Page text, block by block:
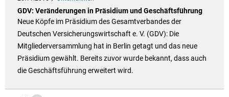
GDV: Veränderungen in Präsidium und Geschäftsführung
Neue Köpfe im Präsidium des Gesamtverbandes der
Deutschen Versicherungswirtschaft e. V. (GDV): Die
Mitgliederversammlung hat in Berlin getagt und das neue
Präsidium gewählt. Bereits zuvor wurde bekannt, dass auch
die Geschäftsführung erweitert wird.